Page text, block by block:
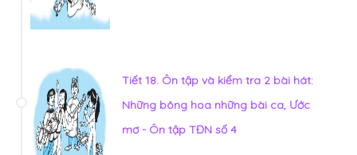
Tiết 18. Ôn tập và kiểm tra 2 bài hát:
Những bông hoa những bài ca, Ước
mơ - Ôn tập TĐN số 4